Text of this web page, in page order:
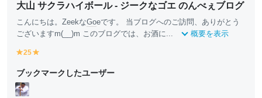
大山 サクラハイボール - ジークなゴエ のんべぇブログ
こんにちは。ZeekなGoeです。 当ブログへのご訪問、ありがとう
ございますm(__)m このブログでは、お酒に...
概要を表示
y
ll
o
25
ll
ブックマークしたユーザー